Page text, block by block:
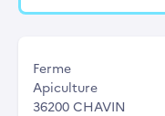
Ferme
Apiculture
36200 CHAVIN